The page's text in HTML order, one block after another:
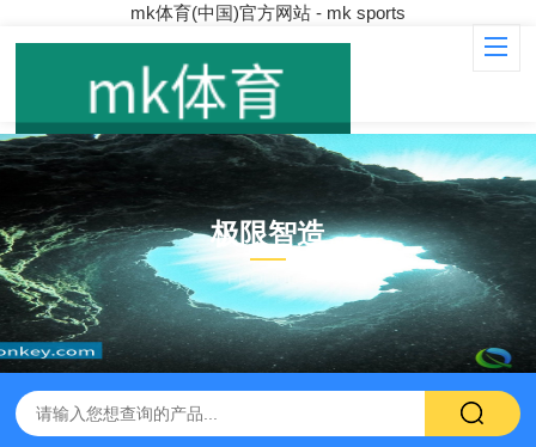
mk体育(中国)官方网站 - mk sports
极限智造
PRODUCT